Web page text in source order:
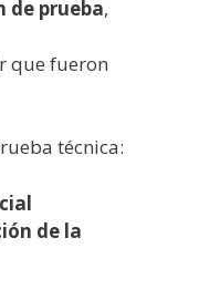
de prueba,
que fueron
técnica:
de la